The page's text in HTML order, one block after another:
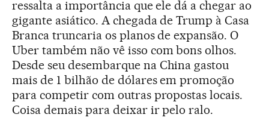
ressalta a importância que ele dá a chegar ao
gigante asiático. A chegada de Trump à Casa
Branca truncaria os planos de expansão. O
Uber também não vê isso com bons olhos.
Desde seu desembarque na China gastou
mais de 1 bilhão de dólares em promoção
para competir com outras propostas locais.
Coisa demais para deixar ir pelo ralo.